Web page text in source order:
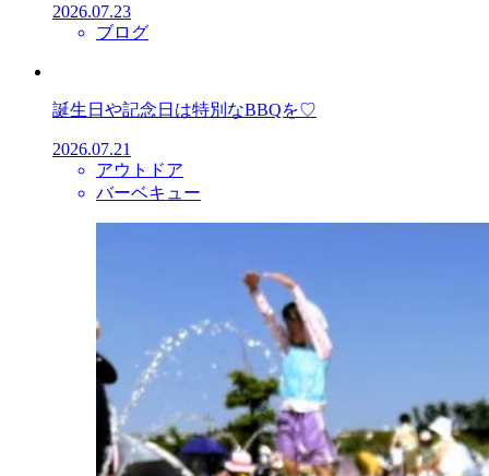
2026.07.23
ブログ
誕生日や記念日は特別なBBQを♡
2026.07.21
アウトドア
バーベキュー